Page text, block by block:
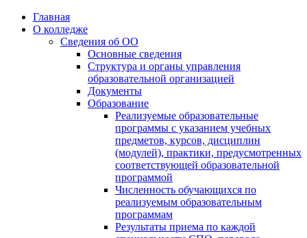
Главная
О колледже
Сведения об ОО
Основные сведения
Структура и органы управления
образовательной организацией
Документы
Образование
Реализуемые образовательные
программы с указанием учебных
предметов, курсов, дисциплин
(модулей), практики, предусмотренных
соответствующей образовательной
программой
Численность обучающихся по
реализуемым образовательным
программам
Результаты приема по каждой